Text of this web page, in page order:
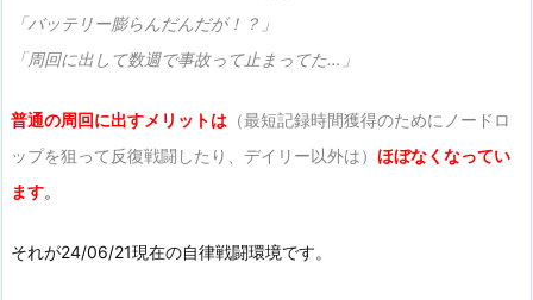
「バッテリー膨らんだんだが！？」
「周回に出して数週で事故って止まってた…」
普通の周回に出すメリットは （最短記録時間獲得のためにノードロ
ップを狙って反復戦闘したり、デイリー以外は） ほぼなくなってい
ます。
それが24/06/21現在の自律戦闘環境です。